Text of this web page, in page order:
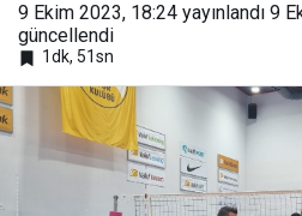
9 Ekim 2023, 18:24 yayınlandı 9
güncellendi
1dk, 51sn